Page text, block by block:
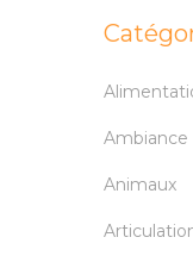
Ambiance
Animaux